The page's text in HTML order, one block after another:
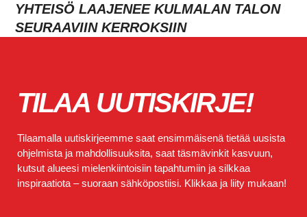
YHTEISÖ LAAJENEE KULMALAN TALON
SEURAAVIIN KERROKSIIN
TILAA UUTISKIRJE!
Tilaamalla uutiskirjeemme saat ensimmäisenä tietää uusista
ohjelmista ja mahdollisuuksita, saat täsmävinkit kasvuun,
kutsut alueesi mielenkiintoisiin tapahtumiin ja silkkaa
inspiraatiota – suoraan sähköpostiisi. Klikkaa ja liity mukaan!